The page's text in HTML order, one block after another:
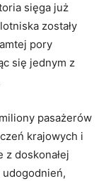
sięga już⁤
zostały‌
pory
się jednym z
pasażerów
krajowych i
doskonałej
udogodnień,